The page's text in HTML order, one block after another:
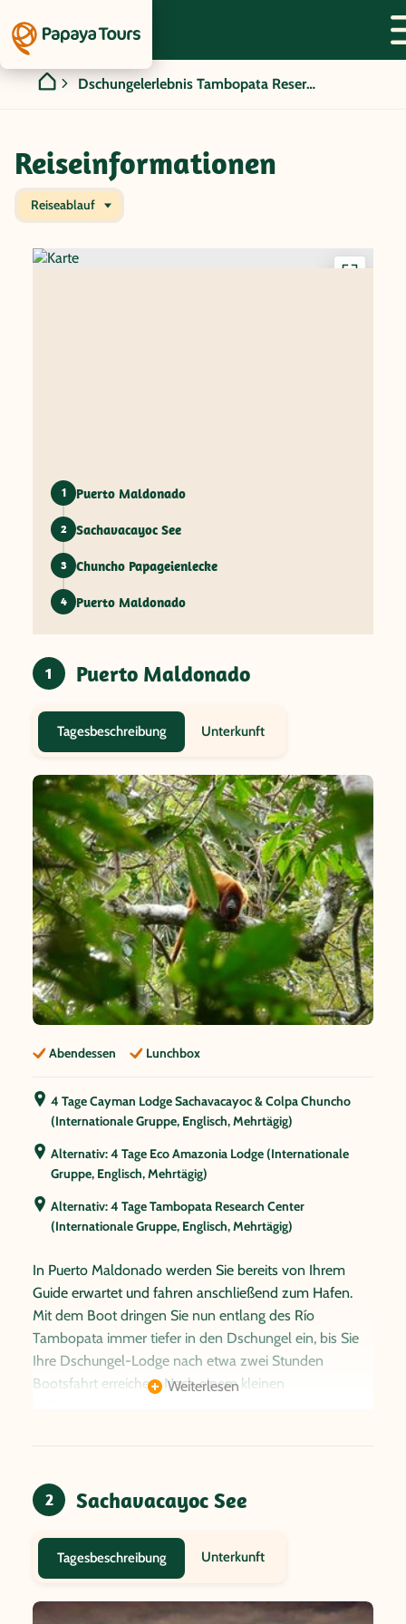
Dschungelerlebnis Tambopata Reservat
Reiseinformationen
Reiseablauf
1 Puerto Maldonado
2 Sachavacayoc See
3 Chuncho Papageienlecke
4 Puerto Maldonado
1 Puerto Maldonado
Tagesbeschreibung Unterkunft
Abendessen Lunchbox
4 Tage Cayman Lodge Sachavacayoc & Colpa Chuncho
(Internationale Gruppe, Englisch, Mehrtägig)
Alternativ: 4 Tage Eco Amazonia Lodge (Internationale
Gruppe, Englisch, Mehrtägig)
Alternativ: 4 Tage Tambopata Research Center
(Internationale Gruppe, Englisch, Mehrtägig)
In Puerto Maldonado werden Sie bereits von Ihrem
Guide erwartet und fahren anschließend zum Hafen.
Mit dem Boot dringen Sie nun entlang des Río
Tambopata immer tiefer in den Dschungel ein, bis Sie
Ihre Dschungel-Lodge nach etwa zwei Stunden
Bootsfahrt erreichen. Nach einem kleinen
eine erste Exkursion in den geheimnisvollen
nachtaktive Tiere und lauschen Sie den Geräuschen des
Dschungels. Zum Abendessen erreichen Sie wieder die
Lodge.
Alternativ: 4 Tage Eco Amazonia Lodge
Weiterlesen
2 Sachavacayoc See
Tagesbeschreibung Unterkunft